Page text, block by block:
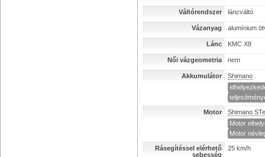
Váltórendszer láncváltó
Vázanyag alumínium
Lánc KMC X8
Női vázgeometria nem
Akkumulátor
Shimano
Motor
Shimano
Motor
Motor
Rásegítéssel elérhető
sebesség
25 km/h